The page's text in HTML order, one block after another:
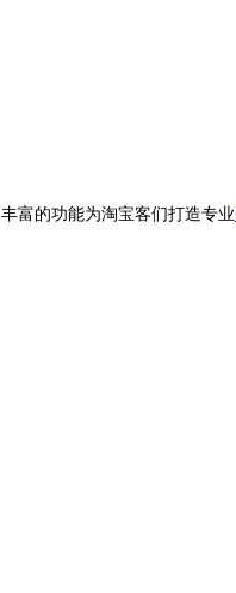
富的功能为淘宝客们打造专业